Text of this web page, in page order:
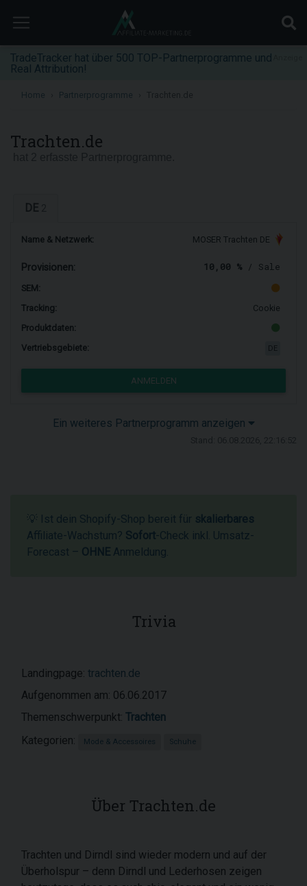
TradeTracker hat über 500 TOP-Partnerprogramme und
Real Attribution!
Home Partnerprogramme
Trachten.de
DE
Name & Netzwerk: MOSER Trachten DE
Provisionen: 10,00 % / Sale
SEM:
Tracking:
Cookie
Produktdaten:
Vertriebsgebiete:
ANMELDEN
Ein weiteres Partnerprogramm anzeigen
💡 Ist dein Shopify-Shop bereit für skalierbares
Affiliate-Wachstum? Sofort-Check inkl. Umsatz-
Forecast – OHNE Anmeldung.
Trivia
Landingpage: trachten.de
Aufgenommen am: 06.06.2017
Themenschwerpunkt: Trachten
Kategorien:
Mode & Accessoires Schuhe
Über Trachten.de
Trachten und Dirndl sind wieder modern und auf der
Überholspur – denn Dirndl und Lederhosen zeigen